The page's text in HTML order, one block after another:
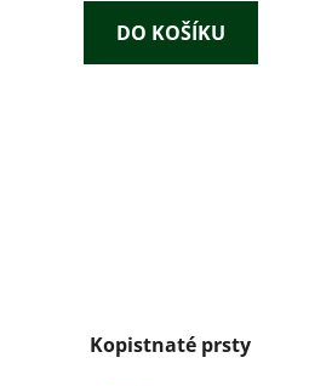
DO KOŠÍKU
Kopistnaté prsty